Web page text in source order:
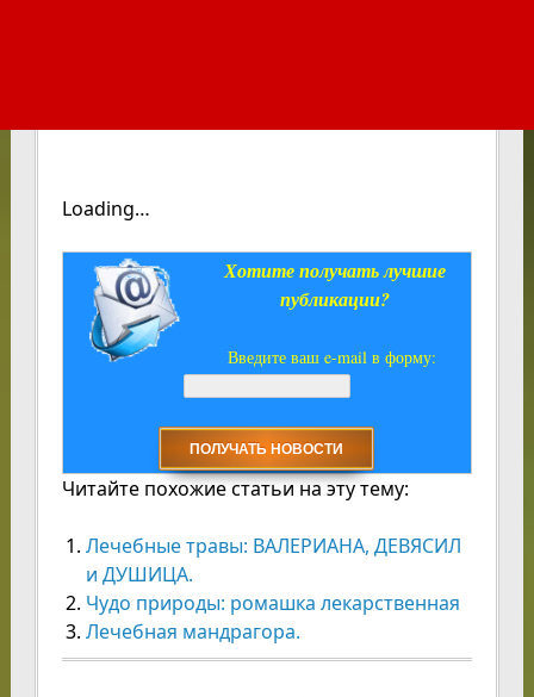
Loading…
Хотите получать лучшие
публикации?
Введите ваш e-mail в форму:
Читайте похожие статьи на эту тему:
Лечебные травы: ВАЛЕРИАНА, ДЕВЯСИЛ
и ДУШИЦА.
Чудо природы: ромашка лекарственная
Лечебная мандрагора.